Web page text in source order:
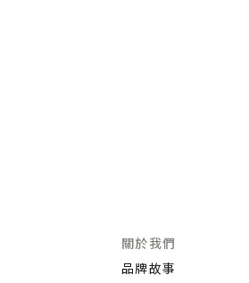
關於我們
品牌故事